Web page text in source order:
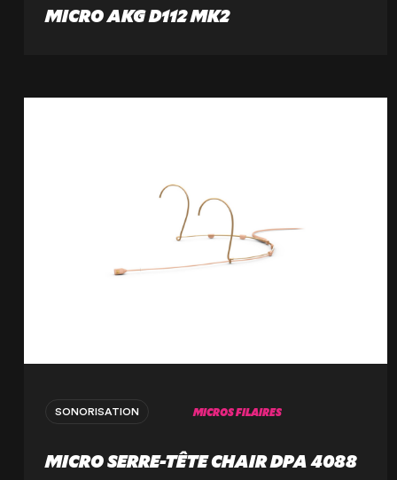
MICRO AKG D112 MK2
SONORISATION MICROS FILAIRES
MICRO SERRE-TÊTE CHAIR DPA 4088